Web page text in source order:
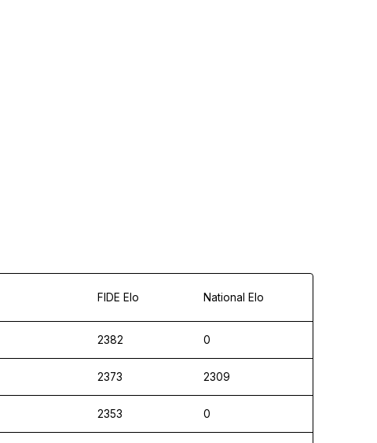
FIDE Elo National Elo
2382 0
2373 2309
2353 0